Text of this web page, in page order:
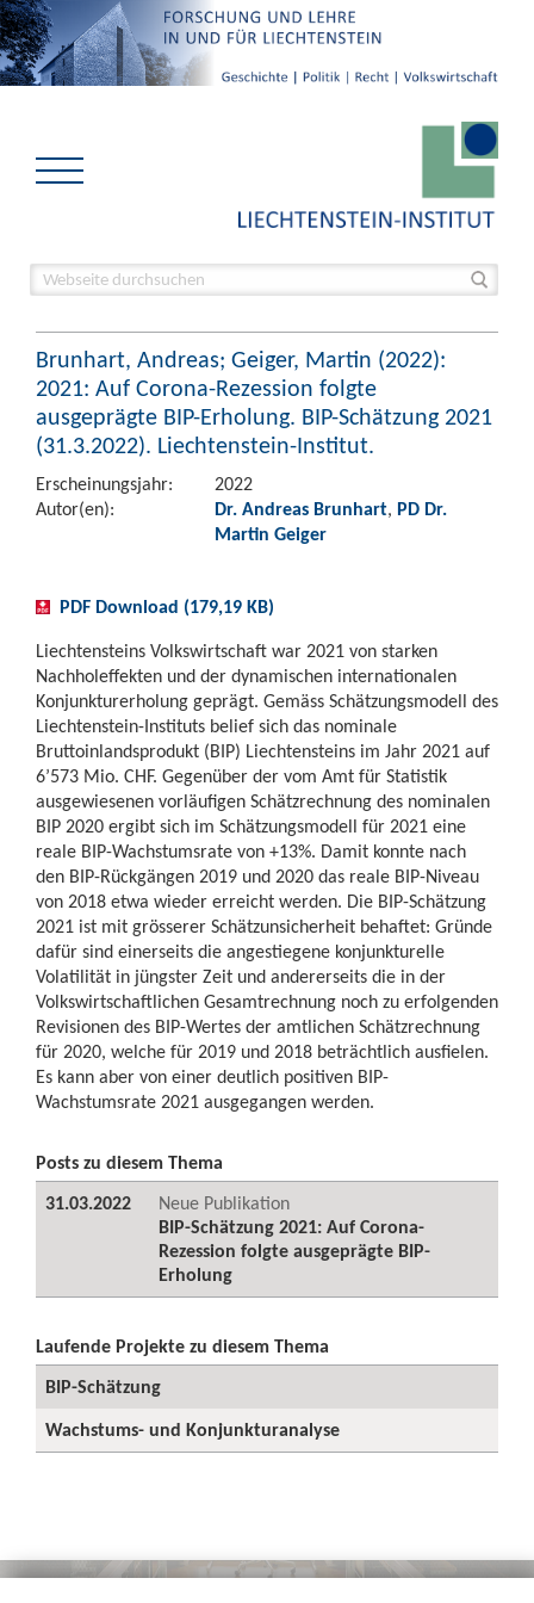
Brunhart, Andreas; Geiger, Martin (2022):
2021: Auf Corona-Rezession folgte
ausgeprägte BIP-Erholung. BIP-Schätzung 2021
(31.3.2022). Liechtenstein-Institut.
Erscheinungsjahr:
2022
Autor(en):
Dr. Andreas Brunhart, PD Dr.
Martin Geiger
PDF Download (179,19 KB)
Liechtensteins Volkswirtschaft war 2021 von starken
Nachholeffekten und der dynamischen internationalen
Konjunkturerholung geprägt. Gemäss Schätzungsmodell des
Liechtenstein-Instituts belief sich das nominale
Bruttoinlandsprodukt (BIP) Liechtensteins im Jahr 2021 auf
6’573 Mio. CHF. Gegenüber der vom Amt für Statistik
ausgewiesenen vorläufigen Schätzrechnung des nominalen
BIP 2020 ergibt sich im Schätzungsmodell für 2021 eine
reale BIP-Wachstumsrate von +13%. Damit konnte nach
den BIP-Rückgängen 2019 und 2020 das reale BIP-Niveau
von 2018 etwa wieder erreicht werden. Die BIP-Schätzung
2021 ist mit grösserer Schätzunsicherheit behaftet: Gründe
dafür sind einerseits die angestiegene konjunkturelle
Volatilität in jüngster Zeit und andererseits die in der
Volkswirtschaftlichen Gesamtrechnung noch zu erfolgenden
Revisionen des BIP-Wertes der amtlichen Schätzrechnung
für 2020, welche für 2019 und 2018 beträchtlich ausfielen.
Es kann aber von einer deutlich positiven BIP-
Wachstumsrate 2021 ausgegangen werden.
Posts zu diesem Thema
31.03.2022
Neue Publikation
BIP-Schätzung 2021: Auf Corona-
Rezession folgte ausgeprägte BIP-
Erholung
Laufende Projekte zu diesem Thema
BIP-Schätzung
Wachstums- und Konjunkturanalyse